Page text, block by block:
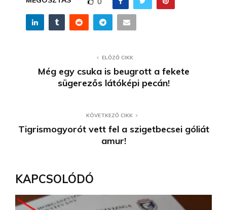
ELŐZŐ CIKK
Még egy csuka is beugrott a fekete
sügerezős látóképi pecán!
KÖVETKEZŐ CIKK
Tigrismogyorót vett fel a szigetbecsei góliát
amur!
KAPCSOLÓDÓ